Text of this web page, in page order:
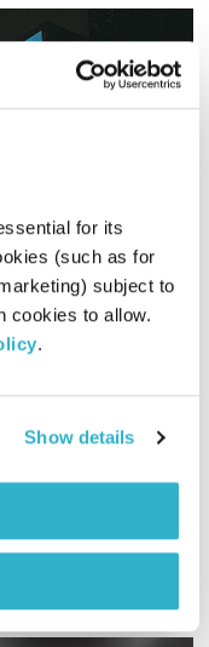
for its
(such as for
subject to
cookies to allow.
.
Show details
מנועים קדימה – 1.8.22
מנועים קדימה
גלית
של גלית גורא-עיני
אודיו